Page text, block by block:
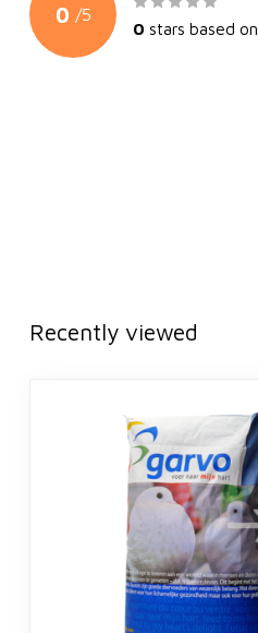
0 /5
0 stars based on
Recently viewed